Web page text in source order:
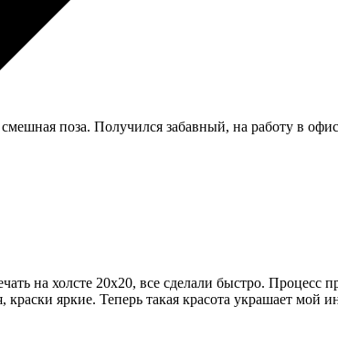
поза. Получился забавный, на работу в офис
на холсте 20х20, все сделали быстро. Процесс
яркие. Теперь такая красота украшает мой